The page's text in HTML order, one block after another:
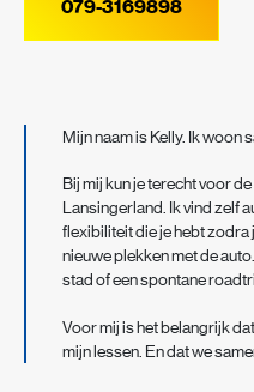
079-3169898
Mijn naam is Kelly. Ik woon
Bij mij kun je terecht voor
Lansingerland. Ik vind zelf
flexibiliteit die je hebt zodra
nieuwe plekken met de
stad of een spontane
Voor mij is het belangrijk
mijn lessen. En dat we